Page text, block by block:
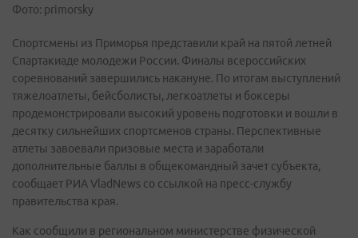
Фото: primorsky
Спортсмены из Приморья представили край на пятой летней
Спартакиаде молодежи России. Финалы всероссийских
соревнований завершились накануне. По итогам выступлений
тяжелоатлеты, бейсболисты, легкоатлеты и боксеры
продемонстрировали высокий уровень подготовки и вошли в
десятку сильнейших спортсменов страны. Перспективные
атлеты завоевали призовые места и заработали
дополнительные баллы в общекомандный зачет субъекта,
сообщает РИА VladNews со ссылкой на пресс-службу
правительства края.
Как сообщили в региональном министерстве физической